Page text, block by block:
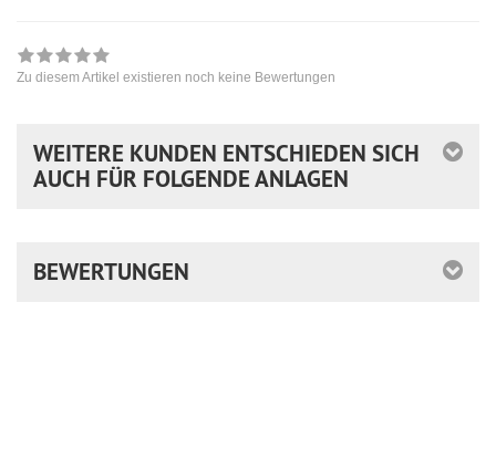
Zu diesem Artikel existieren noch keine Bewertungen
WEITERE KUNDEN ENTSCHIEDEN SICH
AUCH FÜR FOLGENDE ANLAGEN
BEWERTUNGEN